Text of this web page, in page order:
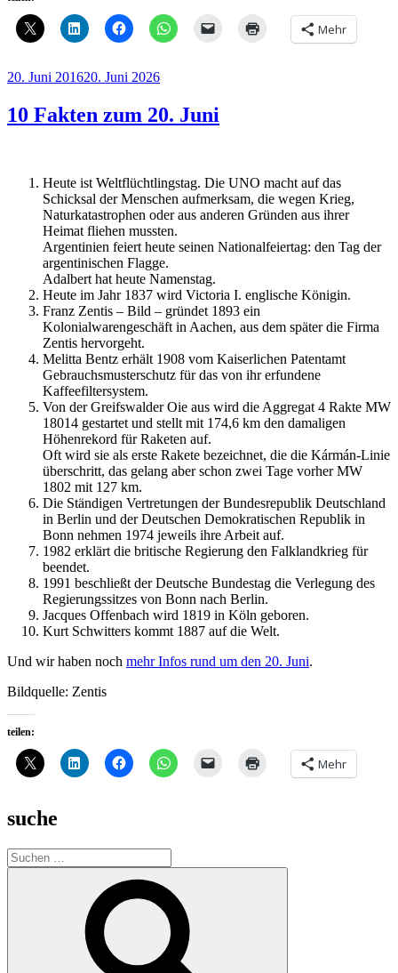
Mehr
Veröffentlicht
20. Juni 201620. Juni 2026
10 Fakten zum 20. Juni
Heute ist Weltflüchtlingstag. Die UNO macht auf das
Schicksal der Menschen aufmerksam, die wegen Krieg,
Naturkatastrophen oder aus anderen Gründen aus ihrer
Heimat fliehen mussten.
Argentinien feiert heute seinen Nationalfeiertag: den Tag der
argentinischen Flagge.
Adalbert hat heute Namenstag.
Heute im Jahr 1837 wird Victoria I. englische Königin.
Franz Zentis – Bild – gründet 1893 ein
Kolonialwarengeschäft in Aachen, aus dem später die Firma
Zentis hervorgeht.
Melitta Bentz erhält 1908 vom Kaiserlichen Patentamt
Gebrauchsmusterschutz für das von ihr erfundene
Kaffeefiltersystem.
Von der Greifswalder Oie aus wird die Aggregat 4 Rakte MW
18014 gestartet und stellt mit 174,6 km den damaligen
Höhenrekord für Raketen auf.
Oft wird sie als erste Rakete bezeichnet, die die Kármán-Linie
überschritt, das gelang aber schon zwei Tage vorher MW
1802 mit 127 km.
Die Ständigen Vertretungen der Bundesrepublik Deutschland
in Berlin und der Deutschen Demokratischen Republik in
Bonn nehmen 1974 jeweils ihre Arbeit auf.
1982 erklärt die britische Regierung den Falklandkrieg für
beendet.
1991 beschließt der Deutsche Bundestag die Verlegung des
Regierungssitzes von Bonn nach Berlin.
Jacques Offenbach wird 1819 in Köln geboren.
Kurt Schwitters kommt 1887 auf die Welt.
Und wir haben noch mehr Infos rund um den 20. Juni.
Bildquelle: Zentis
teilen:
Mehr
suche
Suche
nach: